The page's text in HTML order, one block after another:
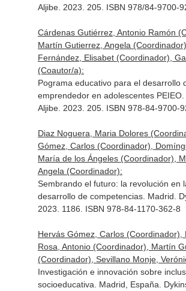
Aljibe. 2023. 205. ISBN 978/84-9700-
Cárdenas Gutiérrez, Antonio Ramón
Martín Gutierrez, Angela
Fernández, Elisabet (Coordinador),
(Coautor/a):
Pograma educativo para el desarrollo
emprendedor en adolescentes PEIEO.
Aljibe. 2023. 205. ISBN 978-84-9700-
Diaz Noguera, Maria Dolores
Gómez, Carlos (Coordinador),
María de los Ángeles (Coordinador),
Angela (Coordinador):
Sembrando el futuro: la revolución en
desarrollo de competencias. Madrid.
2023. 1186. ISBN 978-84-1170-362-8
Hervás Gómez, Carlos (Coordinador),
Rosa, Antonio (Coordinador), Martín
(Coordinador), Sevillano Monje,
Investigación e innovación sobre
socioeducativa. Madrid, España.